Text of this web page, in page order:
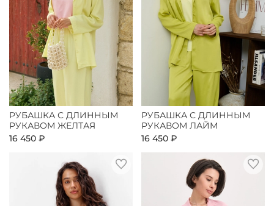
РУБАШКА С ДЛИННЫМ
РУКАВОМ ЖЕЛТАЯ
16 450 ₽
РУБАШКА С ДЛИННЫМ
РУКАВОМ ЛАЙМ
16 450 ₽